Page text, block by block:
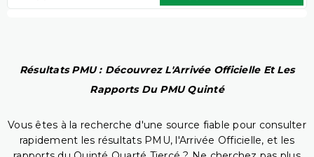
Résultats PMU : Découvrez L'Arrivée Officielle Et Les
Rapports Du PMU Quinté
Vous êtes à la recherche d'une source fiable pour consulter
rapidement les résultats PMU, l'Arrivée Officielle, et les